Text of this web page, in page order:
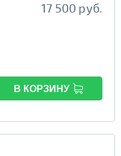
17 500 руб.
В КОРЗИНУ